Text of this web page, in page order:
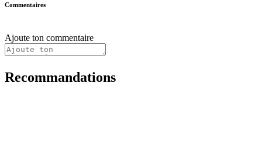
Commentaires
Ajoute ton commentaire
Recommandations